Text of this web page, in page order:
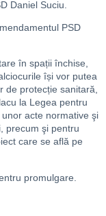
Daniel Suciu.
PSD
în spații închise,
își vor putea
de protecție sanitară,
la Legea pentru
acte normative şi
precum şi pentru
care se află pe
promulgare.